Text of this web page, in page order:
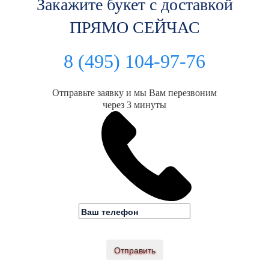
Закажите букет с доставкой
ПРЯМО СЕЙЧАС
8 (495) 104-97-76
Отправьте заявку и мы Вам перезвоним
через 3 минуты
Отправить